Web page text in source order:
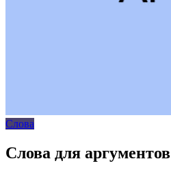
Слова
Слова для аргументов